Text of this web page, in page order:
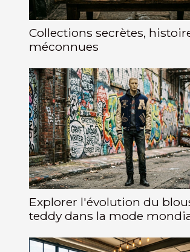
Collections secrètes,
méconnues
Explorer l'évolution du
teddy dans la mode